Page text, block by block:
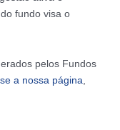
fundo visa o
pelos Fundos
a nossa página